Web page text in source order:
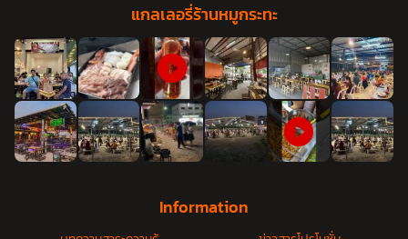
แกลเลอรี่ร้านหมูกระทะ
Information